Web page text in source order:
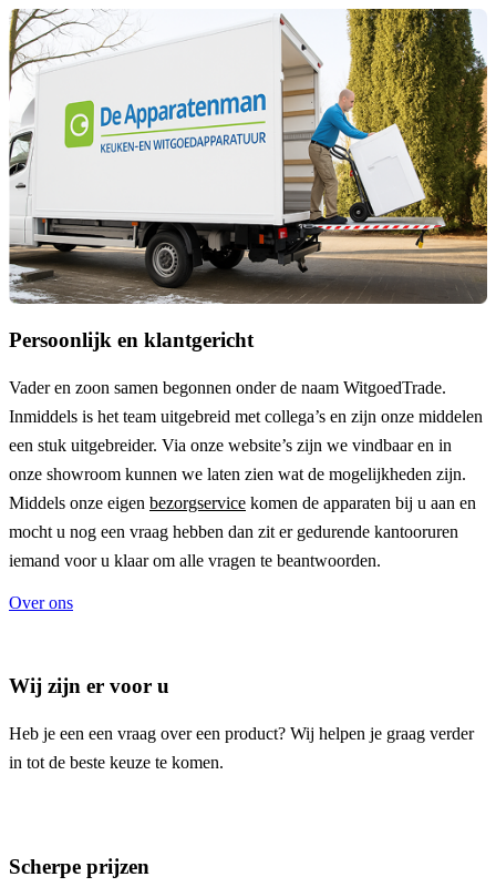
Persoonlijk en klantgericht
Vader en zoon samen begonnen onder de naam WitgoedTrade.
Inmiddels is het team uitgebreid met collega’s en zijn onze middelen
een stuk uitgebreider. Via onze website’s zijn we vindbaar en in
onze showroom kunnen we laten zien wat de mogelijkheden zijn.
Middels onze eigen bezorgservice komen de apparaten bij u aan en
mocht u nog een vraag hebben dan zit er gedurende kantooruren
iemand voor u klaar om alle vragen te beantwoorden.
Over ons
Wij zijn er voor u
Heb je een een vraag over een product? Wij helpen je graag verder
in tot de beste keuze te komen.
Scherpe prijzen